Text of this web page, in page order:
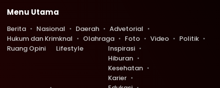
Menu Utama
Berita Nasional Daerah
Advetorial
Hukum dan Krimknal
Olahraga Foto Video
Politik
Ruang Opini
Lifestyle
Inspirasi
Hiburan
Kesehatan
Karier